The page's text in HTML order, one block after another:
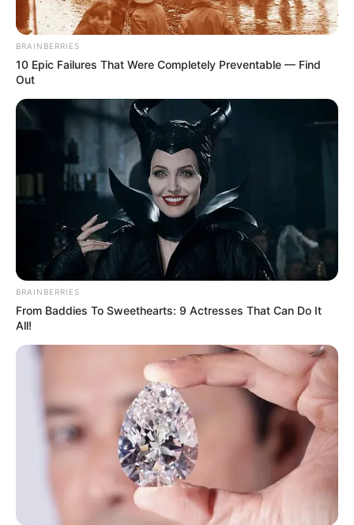
Η Moderna μηνύει τους
αντιπάλους της της Big
Pharma για τις
πατέντες εμβολίων
Η omertà της Covid
Ο Υπόγειος Πόλεμος είναι γεγονός.. Το
κυνήγι είναι σε εξέλιξη
Ο Υπόγειος Πόλεμος είναι γεγονός.....
Κεντρικό Ισραηλιτικό
Συμβούλιο: Αντιδρά για την
προαγωγή της Παγουτέλη
ΑΠΟΚΑΛΥΨΗ ΤΩΡΑ. ΗΡΘΕ Η
ΩΡΑ ΤΩΝ ΓΗΙΝΩΝ
ΑΠΟΚΑΛΥΨΕΩΝ ΛΕΠΤΟ ΠΡΟΣ
ΛΕΠΤΟ. Ο...
BRAINBERRIES
10 Epic Failures That Were Completely Preventable — Find
Out
BRAINBERRIES
From Baddies To Sweethearts: 9 Actresses That Can Do It
All!